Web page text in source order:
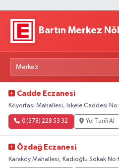
Bartın Merkez
Cadde Eczanesi
Köyortası Mahallesi, İskele Caddesi
0 (378) 228 53 32 Yol Tarifi Al
Özdağ Eczanesi
Karaköy Mahallesi, Kadıoğlu Sokak